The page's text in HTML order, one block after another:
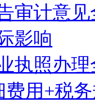
审计意
影响
执照办
费用+税